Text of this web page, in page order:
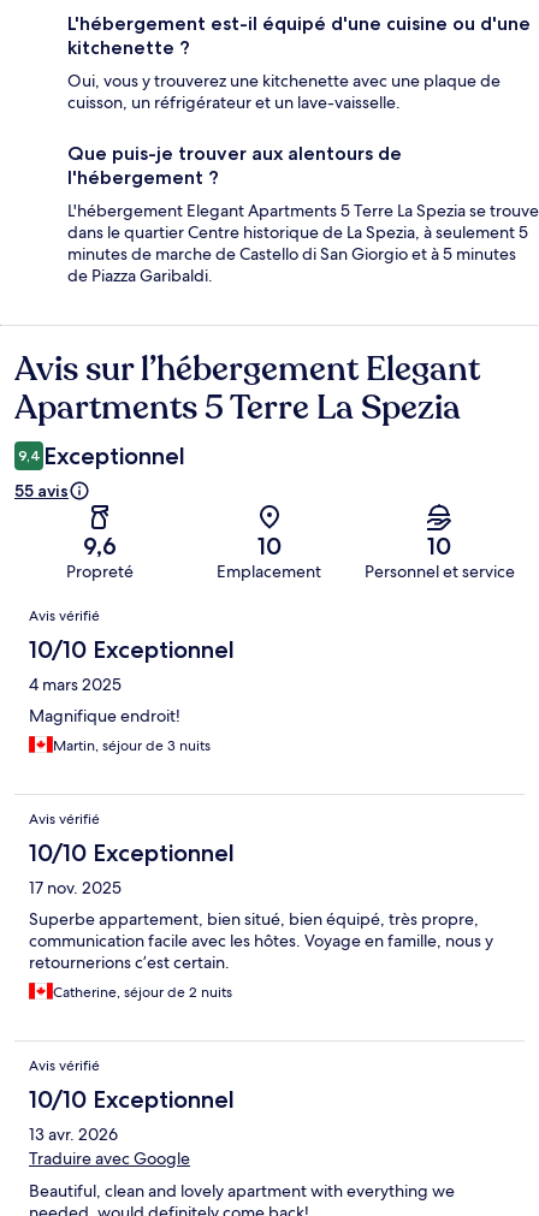
L'hébergement est-il équipé d'une cuisine ou d'une
kitchenette ?
Oui, vous y trouverez une kitchenette avec une plaque de
cuisson, un réfrigérateur et un lave-vaisselle.
Que puis-je trouver aux alentours de
l'hébergement ?
L'hébergement Elegant Apartments 5 Terre La Spezia se trouve
dans le quartier Centre historique de La Spezia, à seulement 5
minutes de marche de Castello di San Giorgio et à 5 minutes
de Piazza Garibaldi.
Avis
Avis sur l’hébergement Elegant
Apartments 5 Terre La Spezia
9,4 Exceptionnel
55 avis
9,6
Propreté
10
Emplacement
10
Personnel et service
Avis
Avis vérifié
10/10 Exceptionnel
4 mars 2025
Magnifique endroit!
Martin, séjour de 3 nuits
Avis vérifié
10/10 Exceptionnel
17 nov. 2025
Superbe appartement, bien situé, bien équipé, très propre,
communication facile avec les hôtes. Voyage en famille, nous y
retournerions c’est certain.
Catherine, séjour de 2 nuits
Avis vérifié
10/10 Exceptionnel
13 avr. 2026
Traduire avec Google
Beautiful, clean and lovely apartment with everything we